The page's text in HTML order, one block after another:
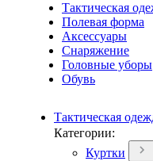
Тактическая
Полевая форма
Аксессуары
Снаряжение
Головные уборы
Обувь
Тактическая
Категории:
Куртки